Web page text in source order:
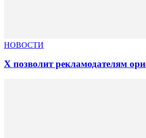
НОВОСТИ
X позволит рекламодателям